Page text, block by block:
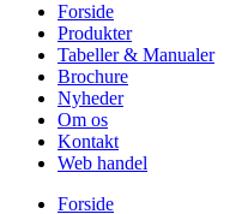
Forside
Produkter
Tabeller & Manualer
Brochure
Nyheder
Om os
Kontakt
Web handel
Forside